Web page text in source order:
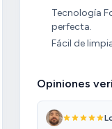
Tecnología
perfecta.
Fácil de
Opiniones